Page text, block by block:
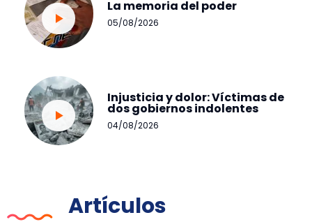
La memoria del poder
05/08/2026
Injusticia y dolor: Víctimas de
dos gobiernos indolentes
04/08/2026
Artículos